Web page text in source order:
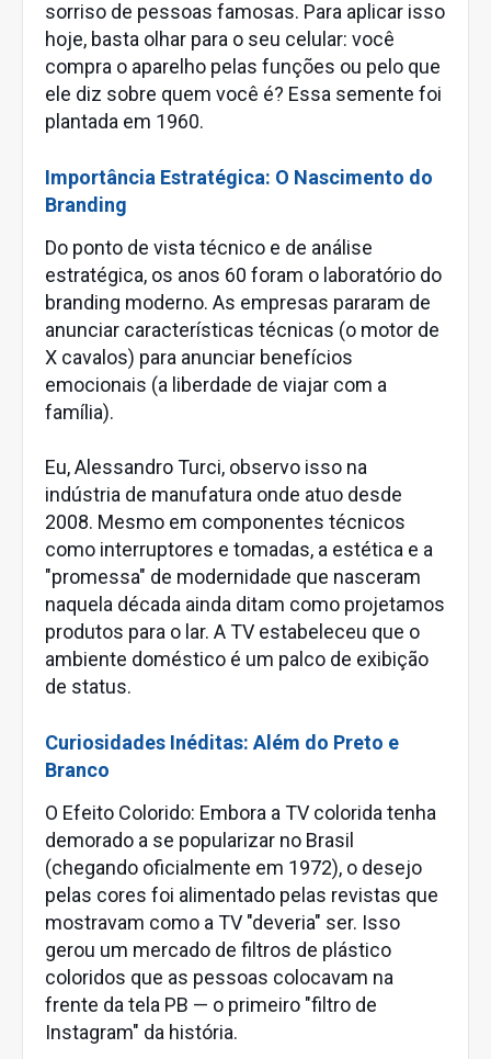
sorriso de pessoas famosas. Para aplicar isso
hoje, basta olhar para o seu celular: você
compra o aparelho pelas funções ou pelo que
ele diz sobre quem você é? Essa semente foi
plantada em 1960.
Importância Estratégica: O Nascimento do
Branding
Do ponto de vista técnico e de análise
estratégica, os anos 60 foram o laboratório do
branding moderno. As empresas pararam de
anunciar características técnicas (o motor de
X cavalos) para anunciar benefícios
emocionais (a liberdade de viajar com a
família).
Eu, Alessandro Turci, observo isso na
indústria de manufatura onde atuo desde
2008. Mesmo em componentes técnicos
como interruptores e tomadas, a estética e a
"promessa" de modernidade que nasceram
naquela década ainda ditam como projetamos
produtos para o lar. A TV estabeleceu que o
ambiente doméstico é um palco de exibição
de status.
Curiosidades Inéditas: Além do Preto e
Branco
O Efeito Colorido: Embora a TV colorida tenha
demorado a se popularizar no Brasil
(chegando oficialmente em 1972), o desejo
pelas cores foi alimentado pelas revistas que
mostravam como a TV "deveria" ser. Isso
gerou um mercado de filtros de plástico
coloridos que as pessoas colocavam na
frente da tela PB — o primeiro "filtro de
Instagram" da história.